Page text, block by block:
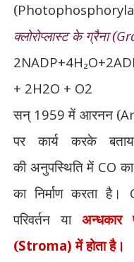
(Photophos
क्लोरोप्लास्ट के ग्रैना (
+ 2H2O + O2
सन् 1959 में आरनन (
पर कार्य करके
की अनुपस्थिति में CO
का निर्माण करता है।
परिवर्तन या अन्धकार
(Stroma)में होता है।